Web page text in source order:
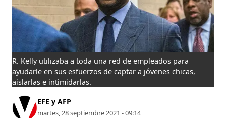
R. Kelly utilizaba a toda una red de empleados para
ayudarle en sus esfuerzos de captar a jóvenes chicas,
aislarlas e intimidarlas.
EFE y AFP
martes, 28 septiembre 2021 - 09:14